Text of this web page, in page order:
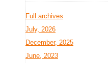
Full archives
July, 2026
December, 2025
June, 2023